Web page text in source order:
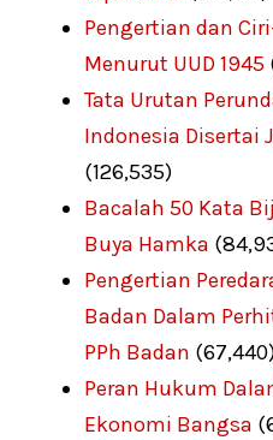
Pengertian dan
Menurut UUD 1945
Tata Urutan
Indonesia Disertai
(126,535)
Bacalah 50 Kata
Buya Hamka
Pengertian
Badan Dalam
PPh Badan
Peran Hukum
Ekonomi Bangsa